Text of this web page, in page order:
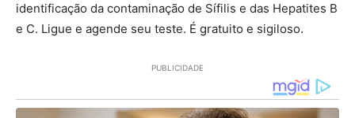
identificação da contaminação de Sífilis e das Hepatites B
e C. Ligue e agende seu teste. É gratuito e sigiloso.
PUBLICIDADE